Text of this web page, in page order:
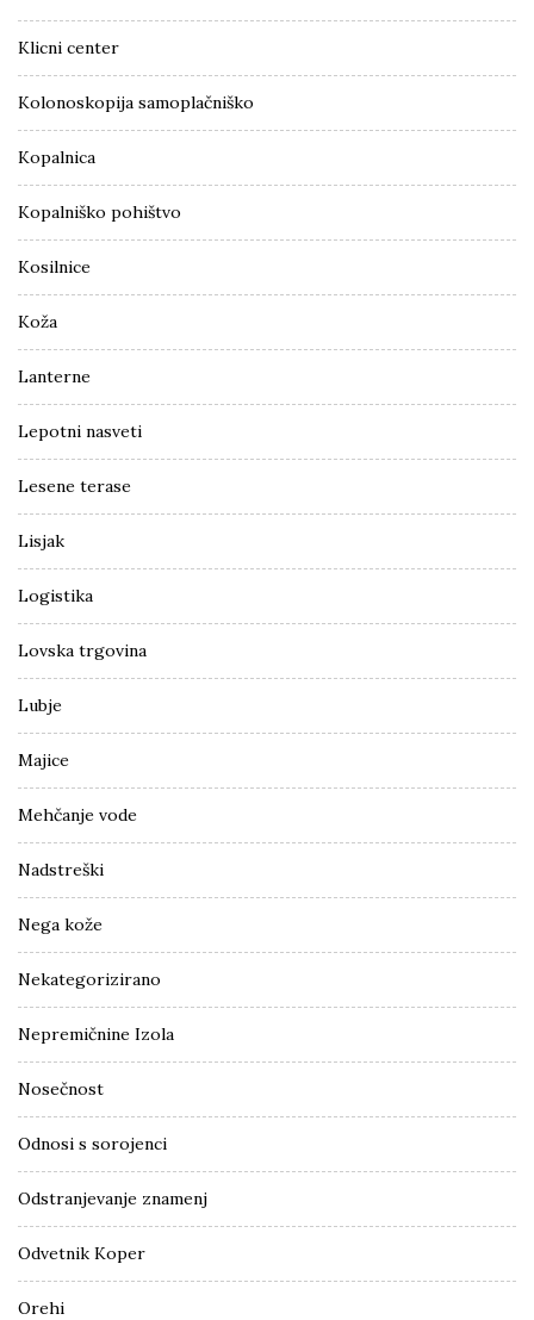
Klicni center
Kolonoskopija samoplačniško
Kopalnica
Kopalniško pohištvo
Kosilnice
Koža
Lanterne
Lepotni nasveti
Lesene terase
Lisjak
Logistika
Lovska trgovina
Lubje
Majice
Mehčanje vode
Nadstreški
Nega kože
Nekategorizirano
Nepremičnine Izola
Nosečnost
Odnosi s sorojenci
Odstranjevanje znamenj
Odvetnik Koper
Orehi